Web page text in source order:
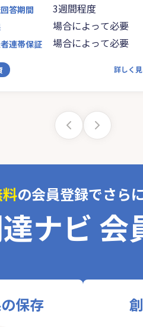
答期間 3週間程度
場合によって必要
連帯保証 場合によって必要
詳しく
の会員登録でさら
ナビ 会
保存